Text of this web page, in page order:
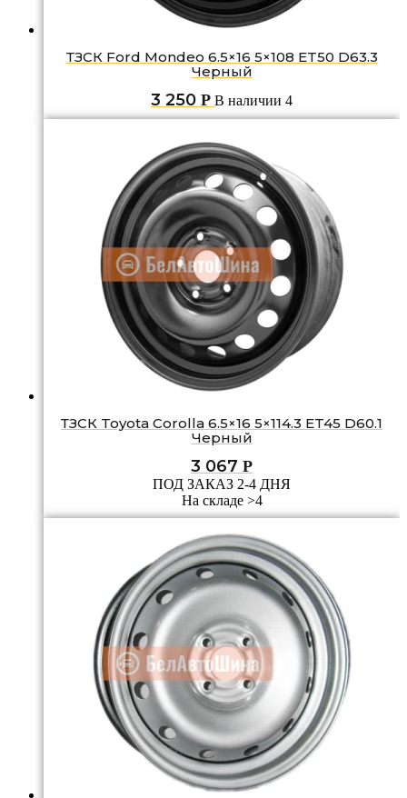
ТЗСК Ford Mondeo 6.5×16 5×108 ET50 D63.3
Черный
3 250 Р В наличии 4
ТЗСК Toyota Corolla 6.5×16 5×114.3 ET45 D60.1
Черный
3 067 Р
ПОД ЗАКАЗ 2-4 ДНЯ
На складе >4